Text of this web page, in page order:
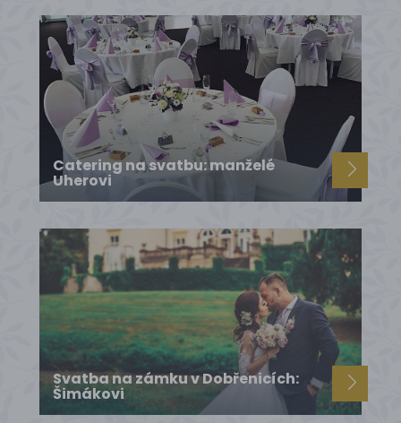
Catering na svatbu: manželé
Uherovi
Svatba na zámku v Dobřenicích:
Šimákovi